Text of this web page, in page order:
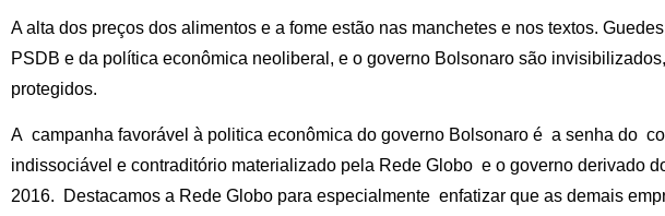
A alta dos preços dos alimentos e a fome estão nas manchetes e nos textos.
PSDB e da política econômica neoliberal, e o governo Bolsonaro são invisibilizados,
protegidos.
A campanha favorável à politica econômica do governo Bolsonaro é a senha do
indissociável e contraditório materializado pela Rede Globo e o governo derivado
2016. Destacamos a Rede Globo para especialmente enfatizar que as demais